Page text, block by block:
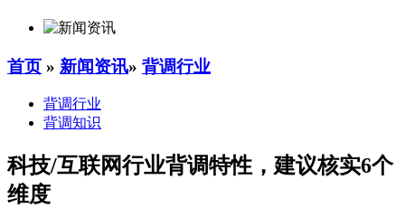
首页 » 新闻资讯» 背调行业
背调行业
背调知识
科技/互联网行业背调特性，建议核实6个
维度